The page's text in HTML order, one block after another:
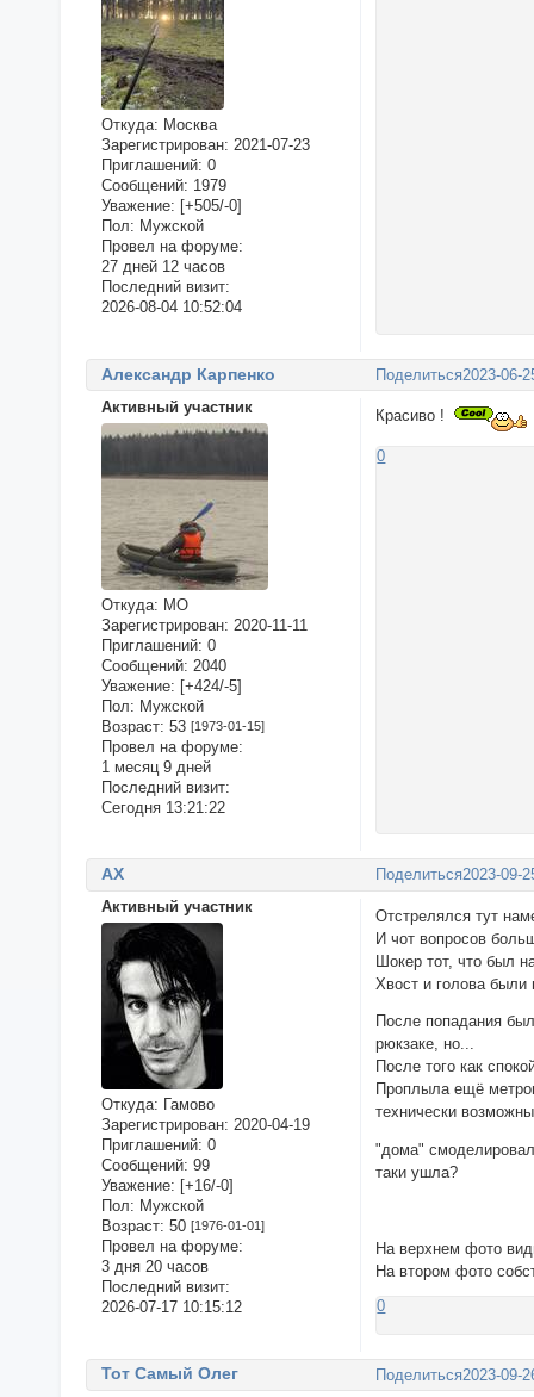
Откуда: Москва
Зарегистрирован: 2021-07-23
Приглашений: 0
Сообщений: 1979
Уважение: [+505/-0]
Пол: Мужской
Провел на форуме:
27 дней 12 часов
Последний визит:
2026-08-04 10:52:04
Поделиться2023-06-
Александр Карпенко
Активный участник
Откуда: МО
Зарегистрирован: 2020-11-11
Приглашений: 0
Сообщений: 2040
Уважение: [+424/-5]
Пол: Мужской
Возраст: 53 [1973-01-15]
Провел на форуме:
1 месяц 9 дней
Последний визит:
Сегодня 13:21:22
Красиво !
0
Поделиться2023-09-
AX
Активный участник
Откуда: Гамово
Зарегистрирован: 2020-04-19
Приглашений: 0
Сообщений: 99
Уважение: [+16/-0]
Пол: Мужской
Возраст: 50 [1976-01-01]
Провел на форуме:
3 дня 20 часов
Последний визит:
2026-07-17 10:15:12
Отстрелялся тут
И чот вопросов
Шокер тот, что был
Хвост и голова были
После попадания
рюкзаке, но...
После того как
Проплыла ещё
технически
"дома"
таки ушла?
На верхнем фото
На втором фото
0
Поделиться2023-09-
Тот Самый Олег